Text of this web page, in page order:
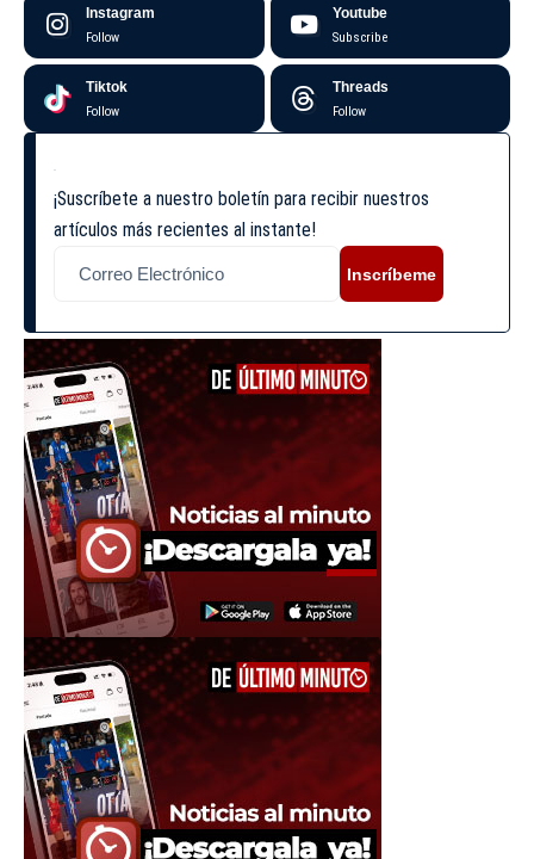
Instagram
Follow
Youtube
Subscribe
Tiktok
Follow
Threads
Follow
¡Suscríbete a nuestro boletín para recibir nuestros
artículos más recientes al instante!
Inscríbeme